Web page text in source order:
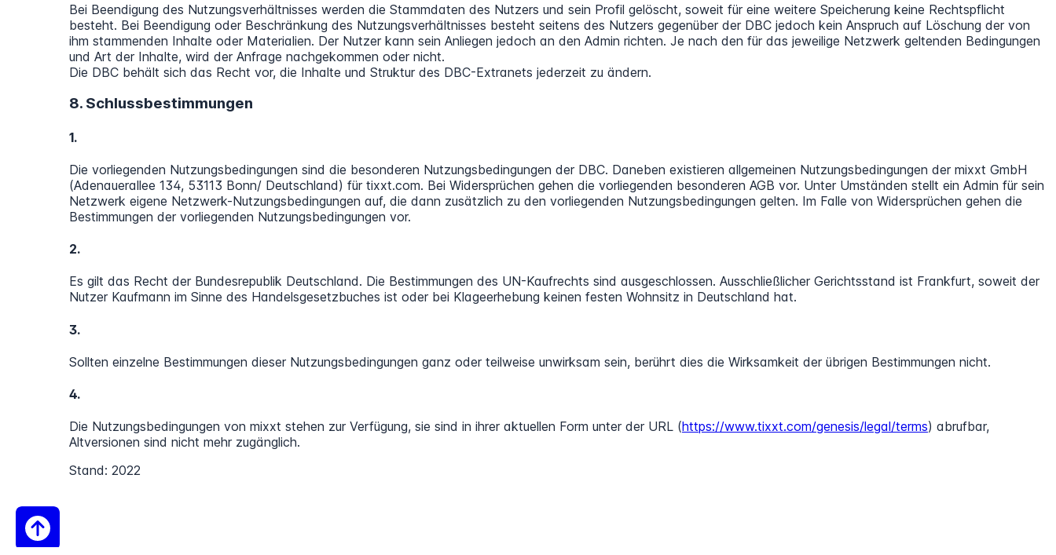
Bei Beendigung des Nutzungsverhältnisses werden die Stammdaten des Nutzers und sein Profil gelöscht, soweit für eine weitere Speicherung keine Rechtspflicht
besteht. Bei Beendigung oder Beschränkung des Nutzungsverhältnisses besteht seitens des Nutzers gegenüber der DBC jedoch kein Anspruch auf Löschung der von
ihm stammenden Inhalte oder Materialien. Der Nutzer kann sein Anliegen jedoch an den Admin richten. Je nach den für das jeweilige Netzwerk geltenden Bedingungen
und Art der Inhalte, wird der Anfrage nachgekommen oder nicht.
Die DBC behält sich das Recht vor, die Inhalte und Struktur des DBC-Extranets jederzeit zu ändern.
8. Schlussbestimmungen
1.
Die vorliegenden Nutzungsbedingungen sind die besonderen Nutzungsbedingungen der DBC. Daneben existieren allgemeinen Nutzungsbedingungen der mixxt GmbH
(Adenauerallee 134, 53113 Bonn/ Deutschland) für tixxt.com. Bei Widersprüchen gehen die vorliegenden besonderen AGB vor. Unter Umständen stellt ein Admin für sein
Netzwerk eigene Netzwerk-Nutzungsbedingungen auf, die dann zusätzlich zu den vorliegenden Nutzungsbedingungen gelten. Im Falle von Widersprüchen gehen die
Bestimmungen der vorliegenden Nutzungsbedingungen vor.
2.
Es gilt das Recht der Bundesrepublik Deutschland. Die Bestimmungen des UN-Kaufrechts sind ausgeschlossen. Ausschließlicher Gerichtsstand ist Frankfurt, soweit der
Nutzer Kaufmann im Sinne des Handelsgesetzbuches ist oder bei Klageerhebung keinen festen Wohnsitz in Deutschland hat.
3.
Sollten einzelne Bestimmungen dieser Nutzungsbedingungen ganz oder teilweise unwirksam sein, berührt dies die Wirksamkeit der übrigen Bestimmungen nicht.
4.
Die Nutzungsbedingungen von mixxt stehen zur Verfügung, sie sind in ihrer aktuellen Form unter der URL (https://www.tixxt.com/genesis/legal/terms) abrufbar,
Altversionen sind nicht mehr zugänglich.
Stand: 2022